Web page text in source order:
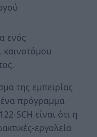
ενός
καινοτόμου
της εμπειρίας
πρόγραμμα
SCH είναι ότι η
εργαλεία